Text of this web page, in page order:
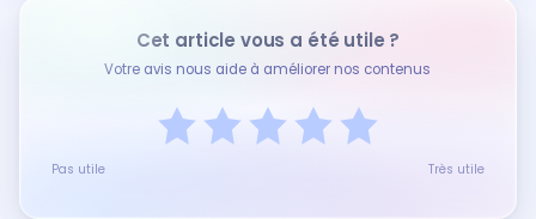
Cet article vous a été utile ?
Votre avis nous aide à améliorer nos contenus
Pas utile Très utile